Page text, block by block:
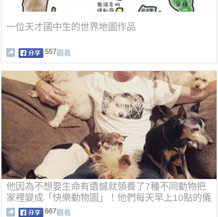
一位天才國中生的世界地圖作品
557觀看
他因為不想要生命有遺憾就領養了7種不同動物把
家裡變成「快樂動物園」！他們每天早上10點的儀
式真的太可愛了！
667觀看